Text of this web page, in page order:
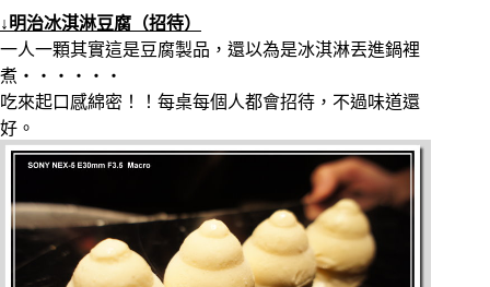
↓明治冰淇淋豆腐（招待）
一人一顆其實這是豆腐製品，還以為是冰淇淋丟進鍋裡
煮‧‧‧‧‧‧
吃來起口感綿密！！每桌每個人都會招待，不過味道還
好。